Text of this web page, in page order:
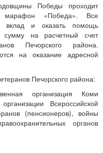
Победы проходит
марафон «Победа». Все
вклад и оказать помощь
сумму на расчетный счет
Печорского района.
на оказание адресной
Печорского района:
организация Коми
Всероссийской
(пенсионеров), войны
органов